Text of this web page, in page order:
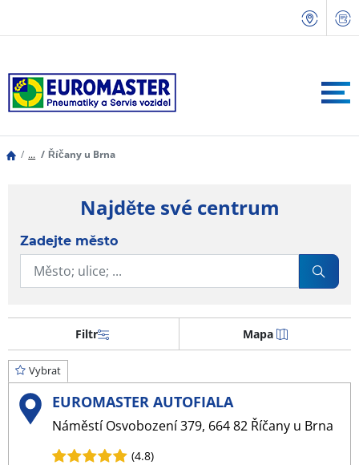
... Říčany u Brna
Najděte své centrum
Zadejte město
Filtr Mapa
Vybrat
EUROMASTER AUTOFIALA
Náměstí Osvobození 379, 664 82 Říčany u Brna
(4.8)